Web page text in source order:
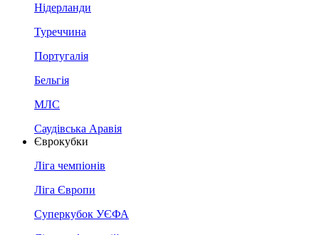
Нідерланди
Туреччина
Португалія
Бельгія
МЛС
Саудівська Аравія
Єврокубки
Ліга чемпіонів
Ліга Європи
Суперкубок УЄФА